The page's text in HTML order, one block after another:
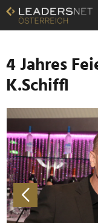
Zum
Inhalt
Zur
Navigation
Zur
Hauptnavigation
4 Jahres
K.Schiffl